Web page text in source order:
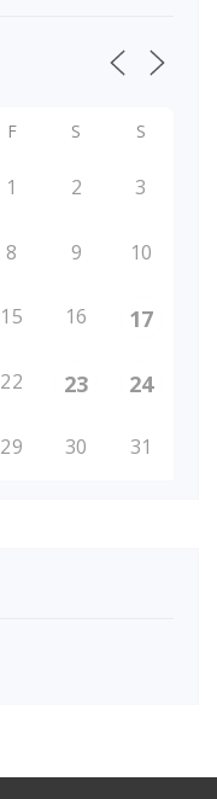
F S S
1 2 3
8 9 10
15 16 17
22 23 24
29 30 31